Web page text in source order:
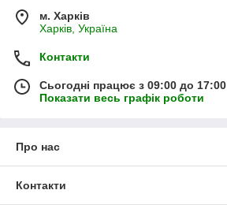
м. Харків
Харків, Україна
Контакти
Сьогодні працює з 09:00 до 17:00
Показати весь графік роботи
Про нас
Контакти